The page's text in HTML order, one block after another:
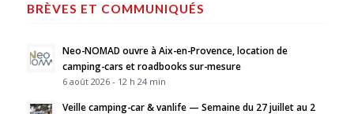
BRÈVES ET COMMUNIQUÉS
Neo-NOMAD ouvre à Aix-en-Provence, location de
camping-cars et roadbooks sur-mesure
6 août 2026 - 12 h 24 min
Veille camping-car & vanlife — Semaine du 27 juillet au 2